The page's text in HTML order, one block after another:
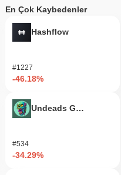
En Çok Kaybedenler
Hashflow
#1227
-46.18%
Undeads Games
#534
-34.29%